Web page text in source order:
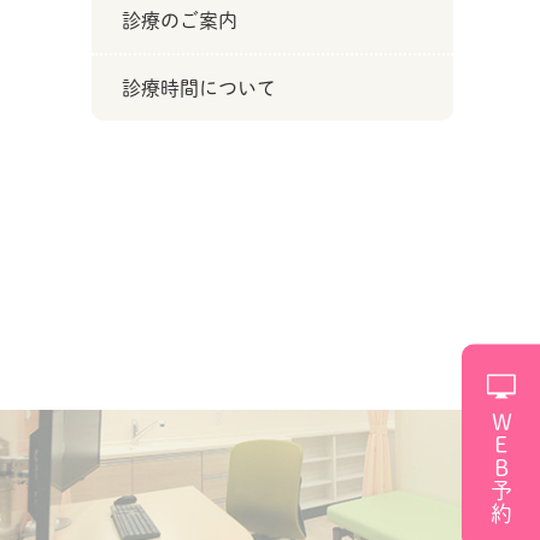
診療のご案内
診療時間について
WEB予約